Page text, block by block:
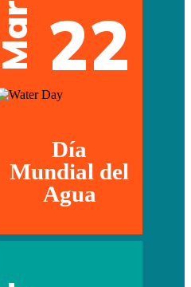
Mar 22
Día
Mundial del
Agua